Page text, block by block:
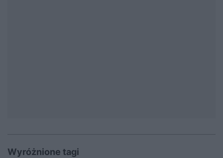
Wyróżnione tagi